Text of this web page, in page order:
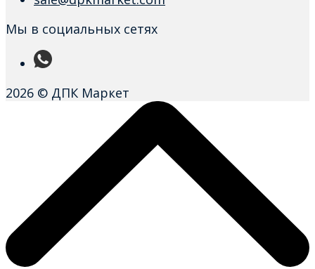
Мы в социальных сетях
2026 © ДПК Маркет